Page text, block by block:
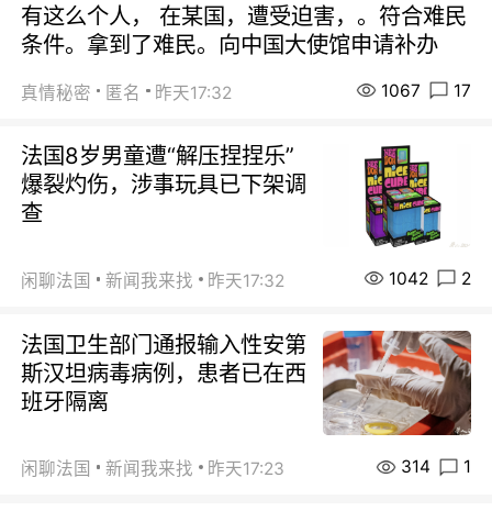
有这么个人， 在某国，遭受迫害，。符合难民
条件。拿到了难民。向中国大使馆申请补办
真情秘密 匿名 昨天17:32 1067 17
法国8岁男童遭“解压捏捏乐”
爆裂灼伤，涉事玩具已下架调
查
闲聊法国 新闻我来找 昨天17:32 1042 2
法国卫生部门通报输入性安第
斯汉坦病毒病例，患者已在西
班牙隔离
闲聊法国 新闻我来找 昨天17:23 314 1